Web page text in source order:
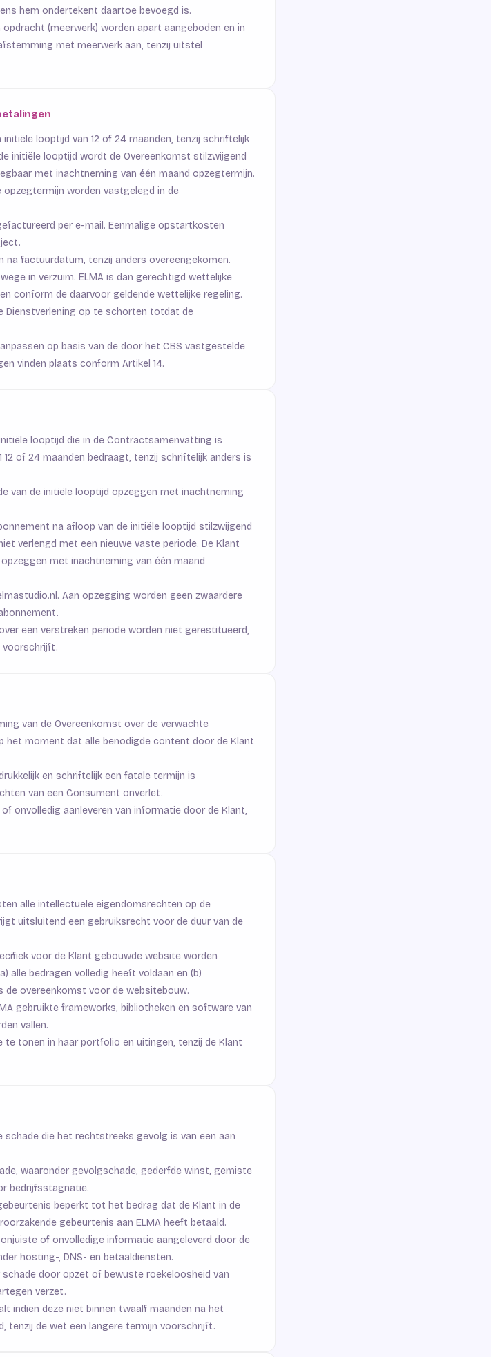
hem ondertekent daartoe bevoegd is.
(meerwerk) worden apart aangeboden en in
met meerwerk aan, tenzij uitstel
looptijd van 12 of 24 maanden, tenzij schriftelijk
initiële looptijd wordt de Overeenkomst stilzwijgend
met inachtneming van één maand opzegtermijn.
opzegtermijn worden vastgelegd in de
per e-mail. Eenmalige opstartkosten
na factuurdatum, tenzij anders overeengekomen.
in verzuim. ELMA is dan gerechtigd wettelijke
conform de daarvoor geldende wettelijke regeling.
Dienstverlening op te schorten totdat de
op basis van de door het CBS vastgestelde
vinden plaats conform Artikel 14.
looptijd die in de Contractsamenvatting is
of 24 maanden bedraagt, tenzij schriftelijk anders is
van de initiële looptijd opzeggen met inachtneming
na afloop van de initiële looptijd stilzwijgend
verlengd met een nieuwe vaste periode. De Klant
met inachtneming van één maand
Aan opzegging worden geen zwaardere
een verstreken periode worden niet gerestitueerd,
voorschrijft.
van de Overeenkomst over de verwachte
het moment dat alle benodigde content door de Klant
en schriftelijk een fatale termijn is
van een Consument onverlet.
onvolledig aanleveren van informatie door de Klant,
alle intellectuele eigendomsrechten op de
uitsluitend een gebruiksrecht voor de duur van de
voor de Klant gebouwde website worden
alle bedragen volledig heeft voldaan en (b)
overeenkomst voor de websitebouw.
gebruikte frameworks, bibliotheken en software van
vallen.
te tonen in haar portfolio en uitingen, tenzij de Klant
schade die het rechtstreeks gevolg is van een aan
waaronder gevolgschade, gederfde winst, gemiste
bedrijfsstagnatie.
beperkt tot het bedrag dat de Klant in de
gebeurtenis aan ELMA heeft betaald.
of onvolledige informatie aangeleverd door de
hosting-, DNS- en betaaldiensten.
door opzet of bewuste roekeloosheid van
verzet.
indien deze niet binnen twaalf maanden na het
tenzij de wet een langere termijn voorschrijft.